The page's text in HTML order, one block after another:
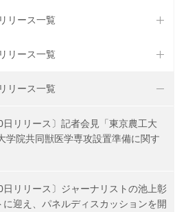
リース一覧
リース一覧
リース一覧
日リリース〕記者会見「東京農工大
学院共同獣医学専攻設置準備に関す
日リリース〕ジャーナリストの池上彰
に迎え、パネルディスカッションを開